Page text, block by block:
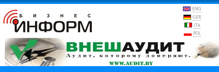
ENG
GER
ITA
POL